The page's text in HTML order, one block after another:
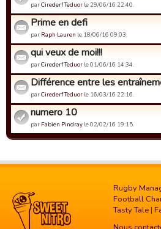
parCirederf Teduor le 29/06/16 22:40.
Prime en defi
par Raph Lauren le 18/06/16 09:03.
qui veux de moi!!!
parCirederf Teduor le 01/06/16 14:34.
Différence entre les
parCirederf Teduor le 16/03/16 22:16.
numero 10
par Fabien Pindray le 02/02/16 19:15.
Rugby
Football
Tasty Tale |